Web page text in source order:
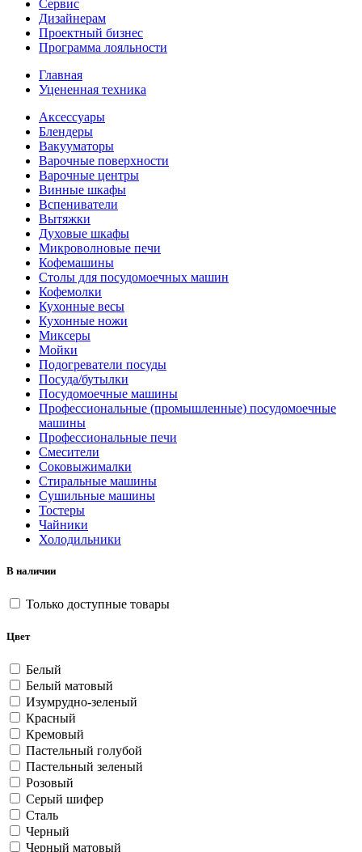
Сервис
Дизайнерам
Проектный бизнес
Программа лояльности
Главная
Уцененная техника
Аксессуары
Блендеры
Вакууматоры
Варочные поверхности
Варочные центры
Винные шкафы
Вспениватели
Вытяжки
Духовые шкафы
Микроволновые печи
Кофемашины
Столы для посудомоечных машин
Кофемолки
Кухонные весы
Кухонные ножи
Миксеры
Мойки
Подогреватели посуды
Посуда/бутылки
Посудомоечные машины
Профессиональные (промышленные) посудомоечные
машины
Профессиональные печи
Смесители
Соковыжималки
Стиральные машины
Сушильные машины
Тостеры
Чайники
Холодильники
В наличии
Только доступные товары
Цвет
Белый
Белый матовый
Изумрудно-зеленый
Красный
Кремовый
Пастельный голубой
Пастельный зеленый
Розовый
Серый шифер
Сталь
Черный
Черный матовый